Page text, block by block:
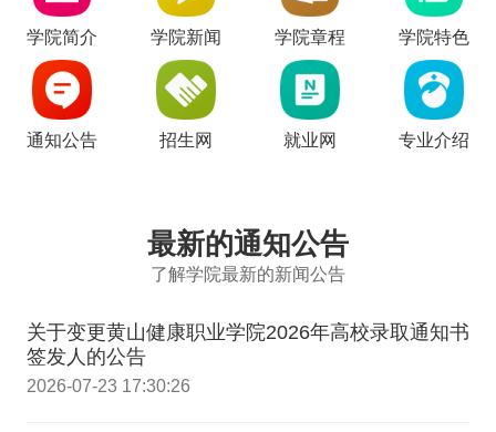
学院简介 学院新闻 学院章程 学院特色
通知公告 招生网 就业网 专业介绍
最新的通知公告
了解学院最新的新闻公告
关于变更黄山健康职业学院2026年高校录取通知书
签发人的公告
2026-07-23 17:30:26